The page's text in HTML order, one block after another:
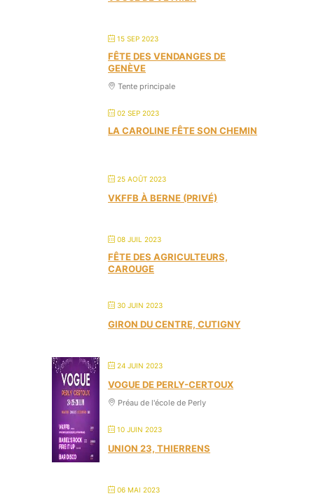
15 SEP 2023
FÊTE DES VENDANGES DE
GENÈVE
Tente principale
02 SEP 2023
LA CAROLINE FÊTE SON CHEMIN
25 AOÛT 2023
VKFFB À BERNE (PRIVÉ)
08 JUIL 2023
FÊTE DES AGRICULTEURS,
CAROUGE
30 JUIN 2023
GIRON DU CENTRE, CUTIGNY
24 JUIN 2023
VOGUE DE PERLY-CERTOUX
Préau de l'école de Perly
10 JUIN 2023
UNION 23, THIERRENS
06 MAI 2023